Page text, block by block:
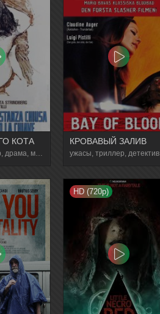
КОТА
ужасы, триллер, драма, мелодрама, детектив
КРОВАВЫЙ ЗАЛИВ
ужасы, триллер, детектив
HD (720p)